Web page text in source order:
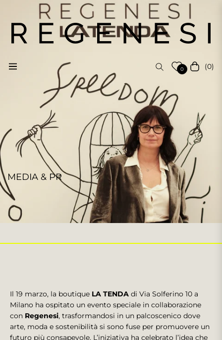
Navigation 0 Cart (0)
MEDIA & PR
Il 19 marzo, la boutique LA TENDA di Via Solferino 10 a
Milano ha ospitato un evento speciale in collaborazione
con Regenesi, trasformandosi in un palcoscenico dove
arte, moda e sostenibilità si sono fuse per promuovere un
futuro più consapevole. L’iniziativa ha celebrato l’idea che